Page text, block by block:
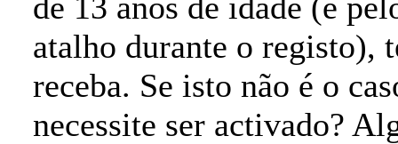
atalho durante o registo),
receba. Se isto não é o
necessite ser activado?